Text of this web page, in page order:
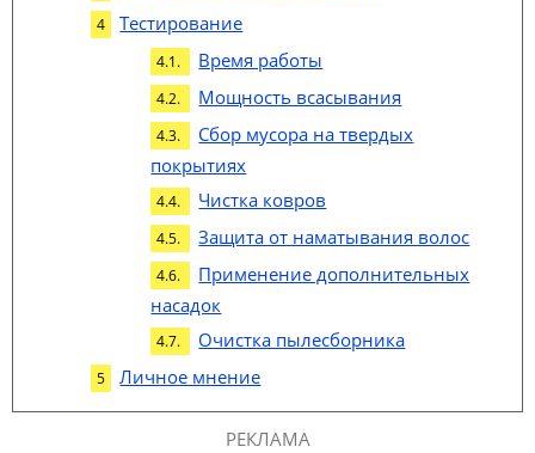
Тестирование
Время работы
Мощность всасывания
Сбор мусора на твердых
покрытиях
Чистка ковров
Защита от наматывания волос
Применение дополнительных
насадок
Очистка пылесборника
Личное мнение
РЕКЛАМА